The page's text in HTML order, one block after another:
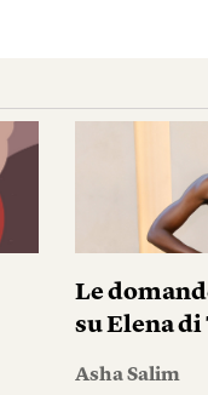
Le
su Elena
Asha Salim